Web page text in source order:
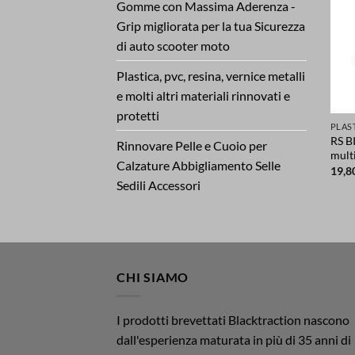
Gomme con Massima Aderenza -
Grip migliorata per la tua Sicurezza
di auto scooter moto
Plastica, pvc, resina, vernice metalli
e molti altri materiali rinnovati e
protetti
Rinnovare Pelle e Cuoio per
Calzature Abbigliamento Selle
Sedili Accessori
RS
CHI SIAMO
I prodotti brevettati Blacktraction nascono
dall'esperienza maturata in più di 35 anni di